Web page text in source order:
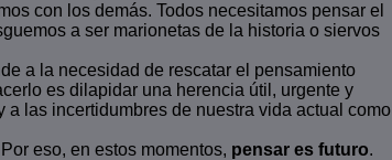
con los demás. Todos necesitamos pensar el
a ser marionetas de la historia o siervos
a la necesidad de rescatar el pensamiento
es dilapidar una herencia útil, urgente y
las incertidumbres de nuestra vida actual como
eso, en estos momentos, pensar es futuro.